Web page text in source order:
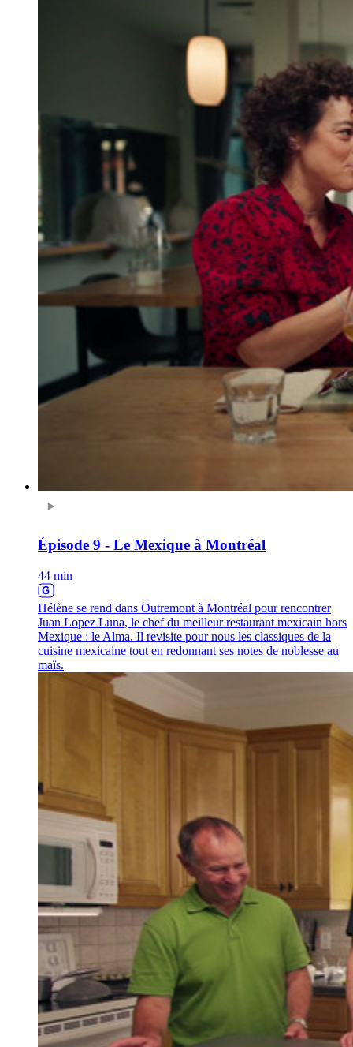
Épisode 9 - Le Mexique à Montréal
44 min
Hélène se rend dans Outremont à Montréal pour rencontrer
Juan Lopez Luna, le chef du meilleur restaurant mexicain hors
Mexique : le Alma. Il revisite pour nous les classiques de la
cuisine mexicaine tout en redonnant ses notes de noblesse au
maïs.